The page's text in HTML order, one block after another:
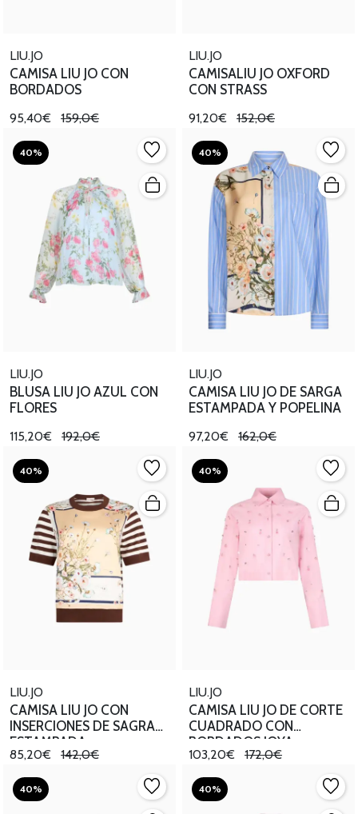
LIU.JO
CAMISA LIU JO CON
BORDADOS
95,40€ 159,0€
LIU.JO
CAMISALIU JO OXFORD
CON STRASS
91,20€ 152,0€
40%
LIU.JO
BLUSA LIU JO AZUL CON
FLORES
115,20€ 192,0€
40%
LIU.JO
CAMISA LIU JO DE SARGA
ESTAMPADA Y POPELINA
97,20€ 162,0€
40%
LIU.JO
CAMISA LIU JO CON
INSERCIONES DE SAGRA
ESTAMPADA
85,20€ 142,0€
40%
LIU.JO
CAMISA LIU JO DE CORTE
CUADRADO CON
BORDADOS JOYA
103,20€ 172,0€
40% 40%